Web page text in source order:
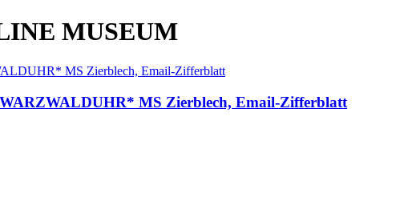
MUSEUM
MS Zierblech, Email-Zifferblatt